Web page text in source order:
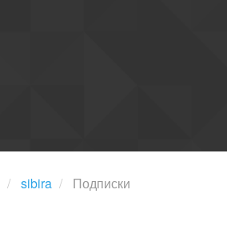
sibira Подписки